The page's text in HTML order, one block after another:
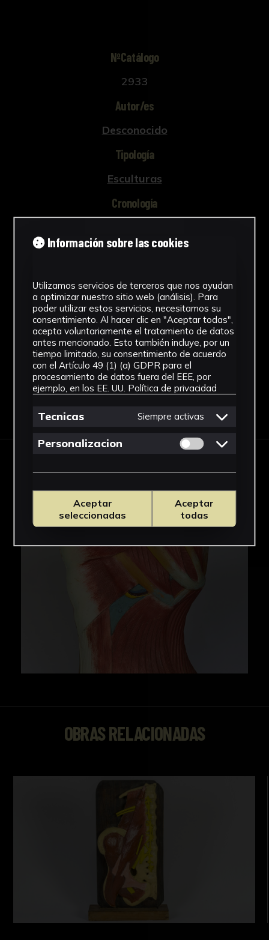
NºCatálogo
2933
Autor/es
Desconocido
Tipología
Esculturas
Cronología
Estilo
Técnica
Tallada y policromada
Ver más
IMÁGENES
OBRAS RELACIONADAS
Información sobre las cookies
Utilizamos servicios de terceros que nos ayudan
a optimizar nuestro sitio web (análisis). Para
poder utilizar estos servicios, necesitamos su
consentimiento. Al hacer clic en "Aceptar todas",
acepta voluntariamente el tratamiento de datos
antes mencionado. Esto también incluye, por un
tiempo limitado, su consentimiento de acuerdo
con el Artículo 49 (1) (a) GDPR para el
procesamiento de datos fuera del EEE, por
ejemplo, en los EE. UU. Política de privacidad
Tecnicas Siempre activas
Personalizacion Permitir cookies
Aceptar
seleccionadas
Aceptar
todas